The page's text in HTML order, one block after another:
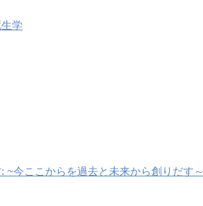
学
~今ここからを過去と未来から創りだす～